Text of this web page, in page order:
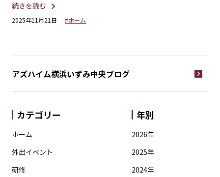
続きを読む
2025年11月21日 #ホーム
アズハイム横浜いずみ中央ブログ
カテゴリー
ホーム
外出イベント
研修
年別
2026年
2025年
2024年